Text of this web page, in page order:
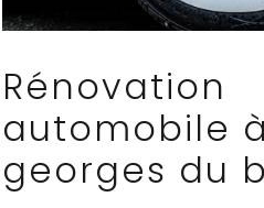
Rénovation
automobile
georges du